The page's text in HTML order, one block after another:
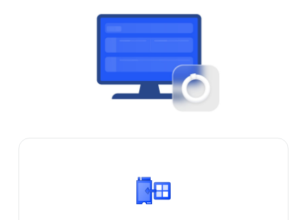
Permite exclusivamente la migración de un SO a
otro disco, eliminando el engorroso proceso de